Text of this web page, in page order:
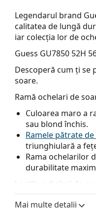
Legendarul brand
calitatea de lungă
iar colecția lor de
Guess GU7850 52H
Descoperă cum ți se
soare.
Ramă ochelari de
Culoarea maro a
sau blond închis.
Ramele pătrate
triunghiulară a
Rama ochelarilor
durabilitate
Lentile ochelari de
Lentilele maro
Mai multe detalii